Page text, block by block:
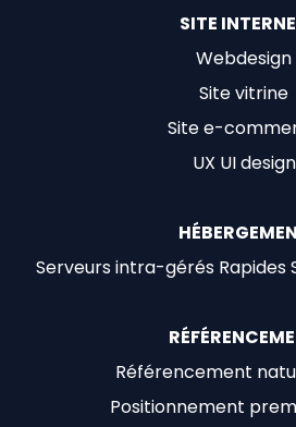
SITE
Webdesign
Site vitrine
Site e-
UX UI design
Serveurs intra-gérés Rapides
Référencement
Positionnement